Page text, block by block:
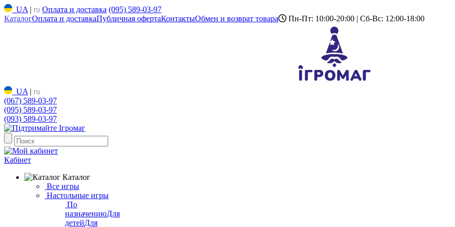
UA | ru Оплата и доставка (095) 589-03-97
КаталогОплата и доставкаПубличная офертаКонтактыОбмен и возврат товара Пн-Пт: 10:00-20:00 | Сб-Вс: 12:00-18:00
UA | ru
(067) 589-03-97
(095) 589-03-97
(093) 589-03-97
Кабінет
Каталог
Все игры
Настольные игры
По
назначениюДля
детейДля